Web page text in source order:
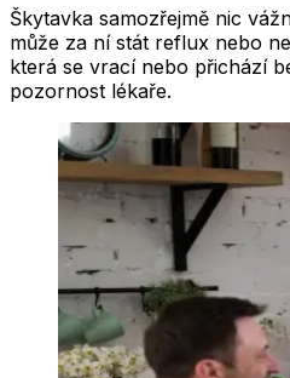
Škytavka samozřejmě nic
může za ní stát reflux nebo
která se vrací nebo přichází
pozornost lékaře.